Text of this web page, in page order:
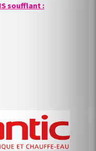
soufflant :